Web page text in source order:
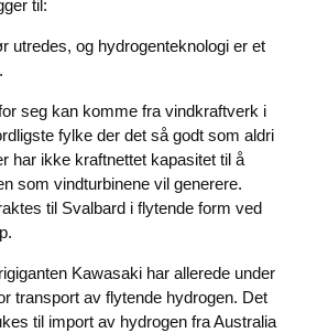
til:
utredes, og hydrogenteknologi er et
seg kan komme fra vindkraftverk i
fylke der det så godt som aldri
har ikke kraftnettet kapasitet til å
som vindturbinene vil generere.
til Svalbard i flytende form ved
Kawasaki har allerede under
transport av flytende hydrogen. Det
til import av hydrogen fra Australia